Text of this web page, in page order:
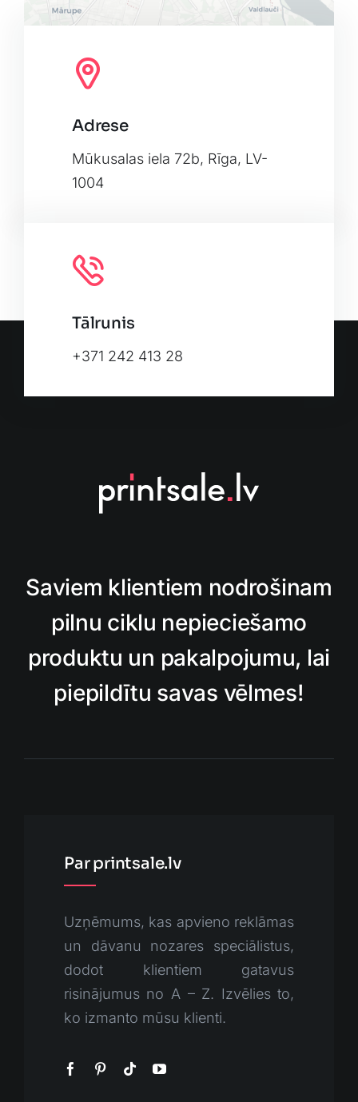
OpenStreetMap, under ODbL.
Adrese
Mūkusalas iela 72b, Rīga, LV-
1004
Tālrunis
+371 242 413 28
Saviem klientiem nodrošinam
pilnu ciklu nepieciešamo
produktu un pakalpojumu, lai
piepildītu savas vēlmes!
Par printsale.lv
Uzņēmums, kas apvieno reklāmas
un dāvanu nozares speciālistus,
dodot klientiem gatavus
risinājumus no A – Z. Izvēlies to,
ko izmanto mūsu klienti.